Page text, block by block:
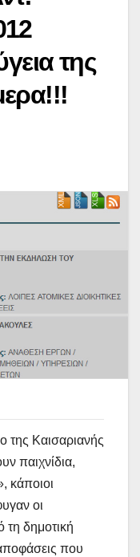
της
της Καισαριανής
παιχνίδια,
κάποιοι
οι
δημοτική
που